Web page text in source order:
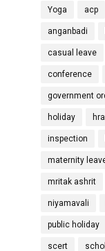
Yoga acp
anganbadi
casual leave
conference
government
holiday hra
inspection
maternity
mritak ashrit
niyamavali
public holiday
scert